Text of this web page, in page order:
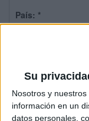
Su
Nosotros y nuestros
información en un
datos personales,
País: *